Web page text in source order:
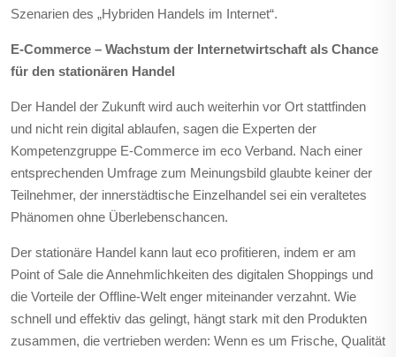
Szenarien des „Hybriden Handels im Internet“.
E-Commerce – Wachstum der Internetwirtschaft als Chance
für den stationären Handel
Der Handel der Zukunft wird auch weiterhin vor Ort stattfinden
und nicht rein digital ablaufen, sagen die Experten der
Kompetenzgruppe E-Commerce im eco Verband. Nach einer
entsprechenden Umfrage zum Meinungsbild glaubte keiner der
Teilnehmer, der innerstädtische Einzelhandel sei ein veraltetes
Phänomen ohne Überlebenschancen.
Der stationäre Handel kann laut eco profitieren, indem er am
Point of Sale die Annehmlichkeiten des digitalen Shoppings und
die Vorteile der Offline-Welt enger miteinander verzahnt. Wie
schnell und effektiv das gelingt, hängt stark mit den Produkten
zusammen, die vertrieben werden: Wenn es um Frische, Qualität